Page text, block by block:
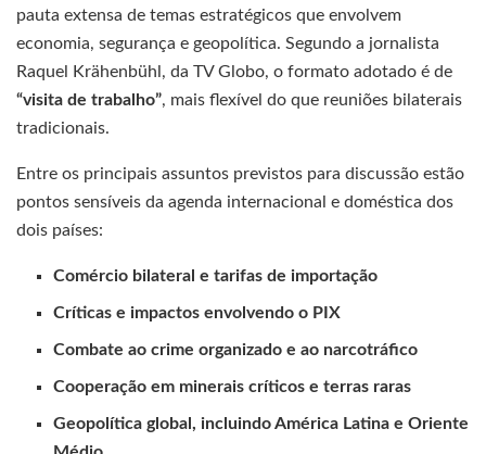
pauta extensa de temas estratégicos que envolvem
economia, segurança e geopolítica. Segundo a jornalista
Raquel Krähenbühl, da TV Globo, o formato adotado é de
“visita de trabalho”, mais flexível do que reuniões bilaterais
tradicionais.
Entre os principais assuntos previstos para discussão estão
pontos sensíveis da agenda internacional e doméstica dos
dois países:
Comércio bilateral e tarifas de importação
Críticas e impactos envolvendo o PIX
Combate ao crime organizado e ao narcotráfico
Cooperação em minerais críticos e terras raras
Geopolítica global, incluindo América Latina e Oriente